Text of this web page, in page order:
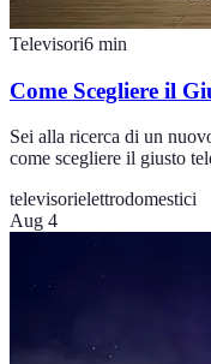
Televisori6 min
Come Scegliere il
Sei alla ricerca di un
come scegliere il giusto
televisorielettrodomestici
Aug 4